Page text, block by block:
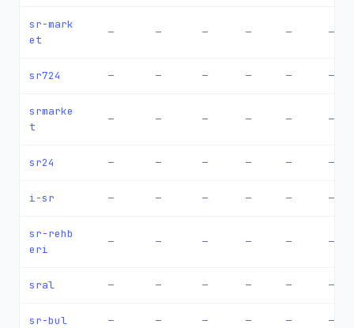
sr-mark
et
— — — — — —
sr724 — — — — — —
srmarke
t
— — — — — —
sr24 — — — — — —
i-sr — — — — — —
sr-rehb
eri
— — — — — —
sral — — — — — —
sr-bul — — — — — —